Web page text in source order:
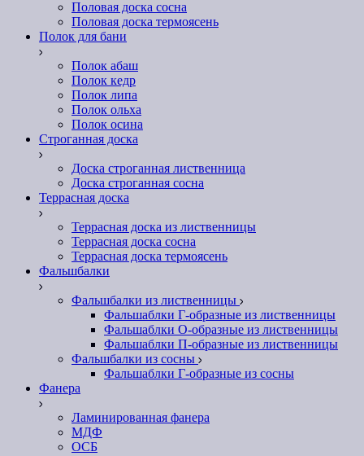
Половая доска сосна
Половая доска термоясень
Полок для бани
Полок абаш
Полок кедр
Полок липа
Полок ольха
Полок осина
Строганная доска
Доска строганная лиственница
Доска строганная сосна
Террасная доска
Террасная доска из лиственницы
Террасная доска сосна
Террасная доска термоясень
Фальшбалки
Фальшбалки из лиственницы
Фальшаблки Г-образные из лиственницы
Фальшаблки О-образные из лиственницы
Фальшаблки П-образные из лиственницы
Фальшбалки из сосны
Фальшаблки Г-образные из сосны
Фанера
Ламинированная фанера
МДФ
ОСБ